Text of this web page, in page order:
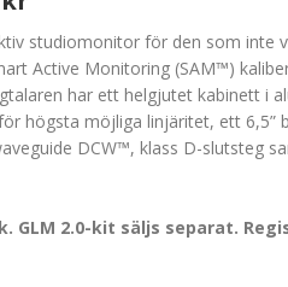
studiomonitor för den som inte
Active Monitoring (SAM™)
har ett helgjutet kabinett i
högsta möjliga linjäritet, ett 6,5”
DCW™, klass D-slutsteg
GLM 2.0-kit säljs separat.